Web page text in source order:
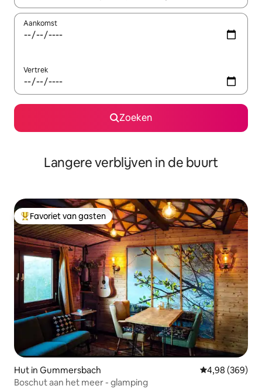
Aankomst
Vertrek
Zoeken
Langere verblijven in de buurt
Topfavoriet van gasten
Favoriet van gasten
Hut in Gummersbach Gemiddelde
4,98 (369)
Boschut aan het meer - glamping